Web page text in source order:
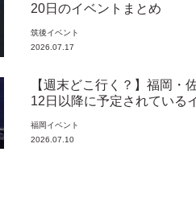
20日のイベントまとめ
筑後イベント
2026.07.17
【週末どこ行く？】福岡・
12日以降に予定されている
福岡 イベント
2026.07.10